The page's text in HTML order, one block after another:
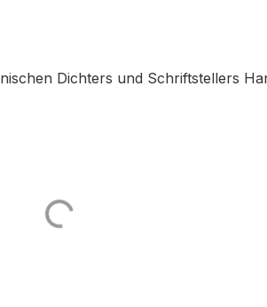
Dichters und Schriftstellers